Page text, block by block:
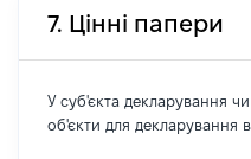
7. Цінні папери
У суб'єкта декларування чи
об'єкти для декларування